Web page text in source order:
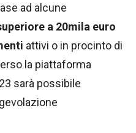
ad alcune
a 20mila euro
attivi o in procinto di
la piattaforma
sarà possibile